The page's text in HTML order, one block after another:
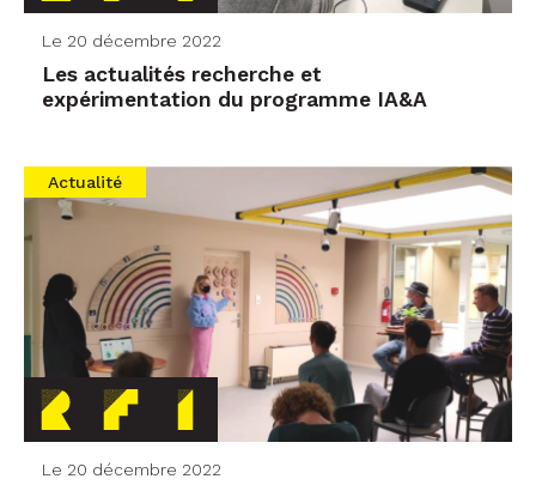
Le 20 décembre 2022
Les actualités recherche et
expérimentation du programme IA&A
Actualité
Le 20 décembre 2022